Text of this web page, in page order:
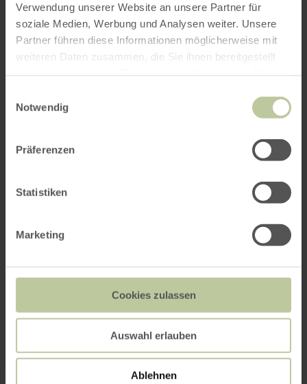
Verwendung unserer Website an unsere Partner für
soziale Medien, Werbung und Analysen weiter. Unsere
Partner führen diese Informationen möglicherweise mit
weiteren Daten zusammen, die Sie ihnen bereitgestellt
Notwendig
Präferenzen
Statistiken
Marketing
Cookies zulassen
Auswahl erlauben
Ablehnen
Weitere Veranstaltungen
Halloween auf Burg Satzvey
24.10. - 31.10.2026